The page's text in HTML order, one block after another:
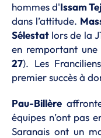
hommes d'Issam Tej
dans l’attitude.
Sélestat lors de la
en remportant
27). Les
premier succès à
Pau-Billère
équipes n’ont pas
Saranais ont un